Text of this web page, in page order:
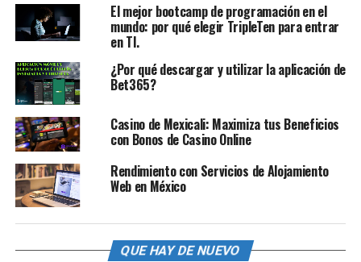
El mejor bootcamp de programación en el
mundo: por qué elegir TripleTen para entrar
en TI.
¿Por qué descargar y utilizar la aplicación de
Bet365?
Casino de Mexicali: Maximiza tus Beneficios
con Bonos de Casino Online
Rendimiento con Servicios de Alojamiento
Web en México
QUE HAY DE NUEVO